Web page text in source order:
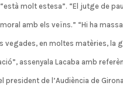
molt estesa”. “El jutge de
amb els veïns.” “Hi ha
vegades, en moltes matèries, la
assenyala Lacaba amb
de l’Audiència de